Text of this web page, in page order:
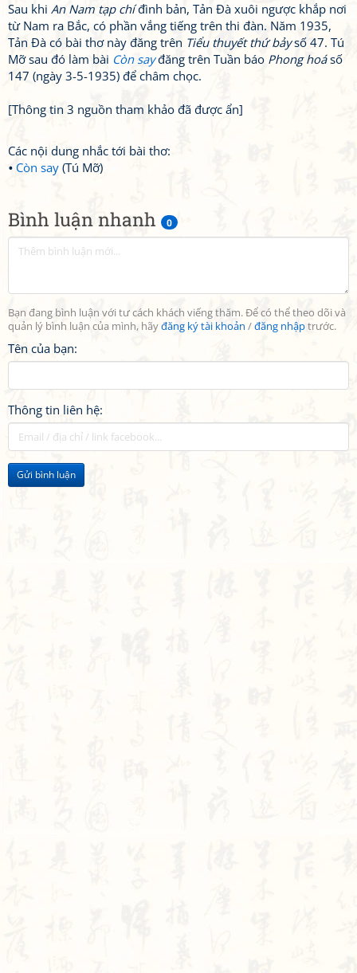
Bình luận nhanh 0
Bạn đang bình luận với tư cách khách viếng thăm. Để có thể theo dõi và
quản lý bình luận của mình, hãyđăng ký tài khoản /đăng nhậptrước.
Tên của bạn:
Thông tin liên hệ:
Gửi bình luận
Sau khi An Nam tạp chíđình bản, Tản Đà xuôi ngược khắp nơi
từ Nam ra Bắc, có phần vắng tiếng trên thi đàn. Năm 1935,
Tản Đà có bài thơ này đăng trên Tiểu thuyết thứ bảysố 47. Tú
Mỡ sau đó làm bài Còn sayđăng trên Tuần báo Phong hoásố
147 (ngày 3-5-1935) để châm chọc.
[Thông tin 3 nguồn tham khảo đã được ẩn]
Các nội dung nhắc tới bài thơ:
Còn say (Tú Mỡ)